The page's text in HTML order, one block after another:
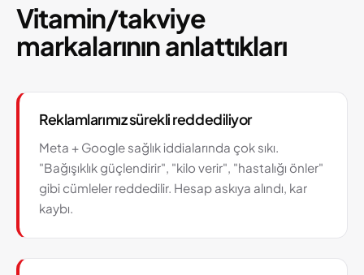
Vitamin/takviye
markalarının anlattıkları
Reklamlarımız sürekli reddediliyor
Meta + Google sağlık iddialarında çok sıkı.
"Bağışıklık güçlendirir", "kilo verir", "hastalığı önler"
gibi cümleler reddedilir. Hesap askıya alındı, kar
kaybı.